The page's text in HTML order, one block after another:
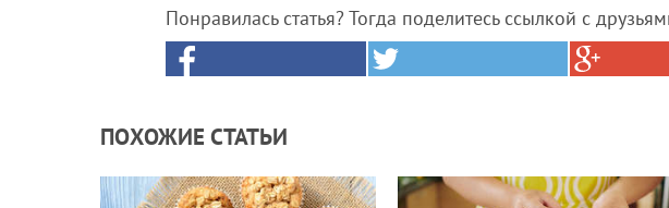
Понравилась статья? Тогда поделитесь ссылкой с
ПОХОЖИЕ СТАТЬИ